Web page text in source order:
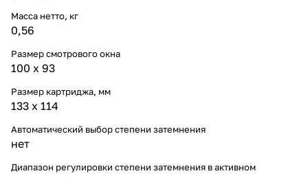
Масса нетто, кг
0,56
Размер смотрового окна
100 x 93
Размер картриджа, мм
133 x 114
Автоматический выбор степени затемнения
нет
Диапазон регулировки степени затемнения в активном